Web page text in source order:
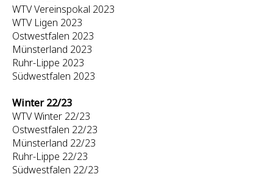
WTV Vereinspokal 2023
WTV Ligen 2023
Ostwestfalen 2023
Münsterland 2023
Ruhr-Lippe 2023
Südwestfalen 2023
Winter 22/23
WTV Winter 22/23
Ostwestfalen 22/23
Münsterland 22/23
Ruhr-Lippe 22/23
Südwestfalen 22/23